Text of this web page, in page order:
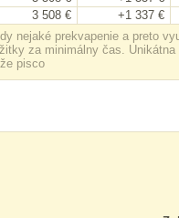
3 508 € +1 337 €
nejaké prekvapenie a preto
za minimálny čas.
pisco